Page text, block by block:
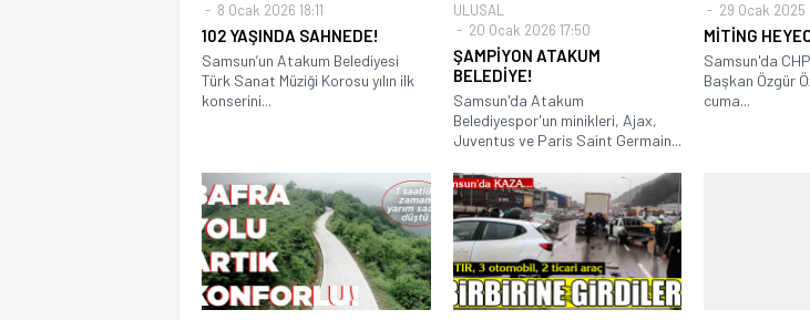
8 Ocak 2026 18:11
102 YAŞINDA SAHNEDE!
Samsun’un Atakum Belediyesi
Türk Sanat Müziği Korosu yılın ilk
konserini...
ULUSAL
20 Ocak 2026 17:50
ŞAMPİYON ATAKUM
BELEDİYE!
Samsun'da Atakum
Belediyespor'un minikleri, Ajax,
Juventus ve Paris Saint Germain...
29 Ocak 2025
MİTİNG
Samsun'da
Başkan Özgür
cuma...